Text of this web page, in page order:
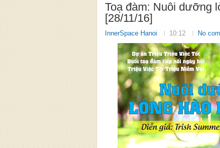
Toạ đàm: Nuôi dưỡng
[28/11/16]
InnerSpace Hanoi 10:12 No